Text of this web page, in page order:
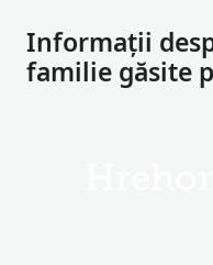
Informații
familie găsite